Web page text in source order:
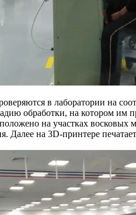
в лаборатории на
обработки, на котором им
на участках
Далее на 3D-принтере